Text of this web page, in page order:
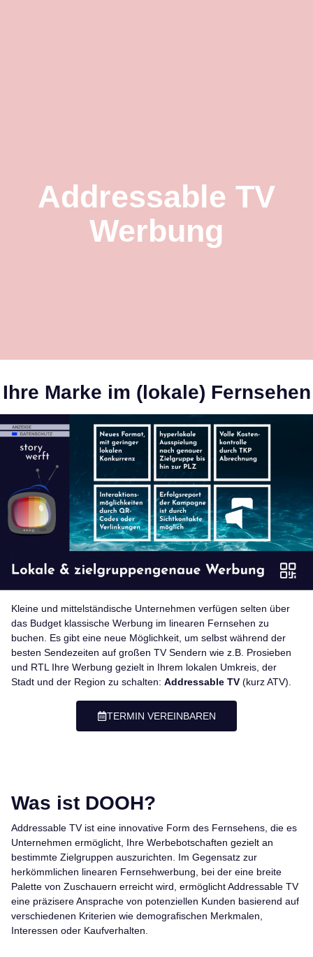
Addressable TV
Werbung
Ihre Marke im (lokale) Fernsehen
Kleine und mittelständische Unternehmen verfügen selten über
das Budget klassische Werbung im linearen Fernsehen zu
buchen. Es gibt eine neue Möglichkeit, um selbst während der
besten Sendezeiten auf großen TV Sendern wie z.B. Prosieben
und RTL Ihre Werbung gezielt in Ihrem lokalen Umkreis, der
Stadt und der Region zu schalten: Addressable TV (kurz ATV).
TERMIN VEREINBAREN
Was ist DOOH?
Addressable TV ist eine innovative Form des Fernsehens, die es
Unternehmen ermöglicht, Ihre Werbebotschaften gezielt an
bestimmte Zielgruppen auszurichten. Im Gegensatz zur
herkömmlichen linearen Fernsehwerbung, bei der eine breite
Palette von Zuschauern erreicht wird, ermöglicht Addressable TV
eine präzisere Ansprache von potenziellen Kunden basierend auf
verschiedenen Kriterien wie demografischen Merkmalen,
Interessen oder Kaufverhalten.